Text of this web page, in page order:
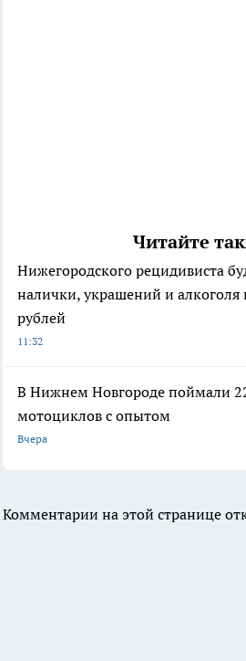
Читайте
Нижегородского рецидивиста
налички, украшений и
рублей
11:32
В Нижнем Новгороде поймали
мотоциклов с опытом
Вчера
Комментарии на этой странице